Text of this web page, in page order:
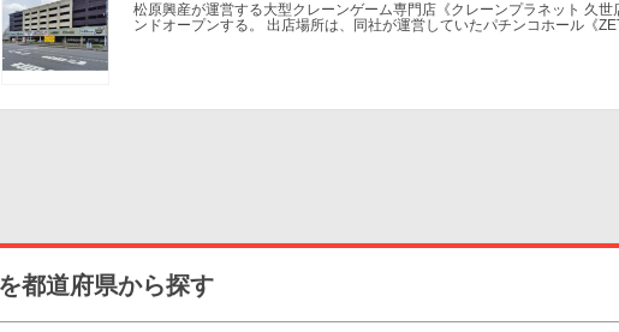
松原興産が運営する大型クレーンゲーム専門店《クレーンプラネット 久
ンドオープンする。 出店場所は、同社が運営していたパチンコホール《
設を活用し、パチンコホールから新たなアミューズメント業態へ転換する
都道府県から探す